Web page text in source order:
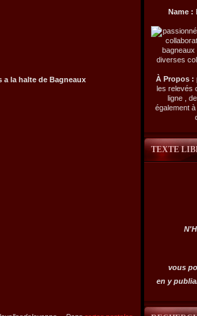
la halte de Bagneaux
Name :
À Propos :
les relevés
ligne ,
également
TEXTE
vous
en y